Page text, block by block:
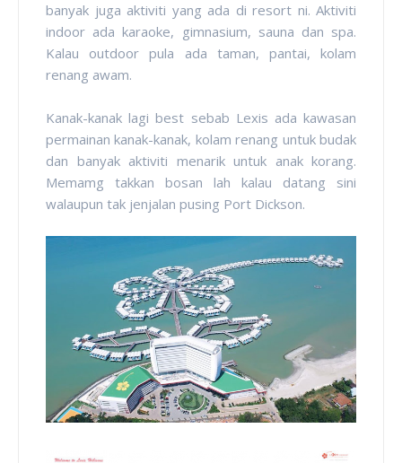
banyak juga aktiviti yang ada di resort ni. Aktiviti
indoor ada karaoke, gimnasium, sauna dan spa.
Kalau outdoor pula ada taman, pantai, kolam
renang awam.
Kanak-kanak lagi best sebab Lexis ada kawasan
permainan kanak-kanak, kolam renang untuk budak
dan banyak aktiviti menarik untuk anak korang.
Memamg takkan bosan lah kalau datang sini
walaupun tak jenjalan pusing Port Dickson.